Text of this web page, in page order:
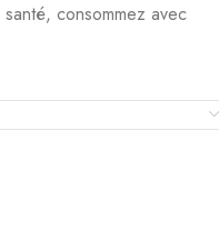
santé, consommez avec